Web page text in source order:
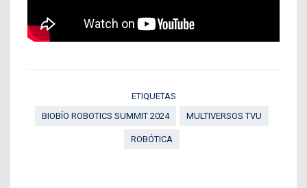
ETIQUETAS
BIOBÍO ROBOTICS SUMMIT 2024
MULTIVERSOS TVU
ROBÓTICA